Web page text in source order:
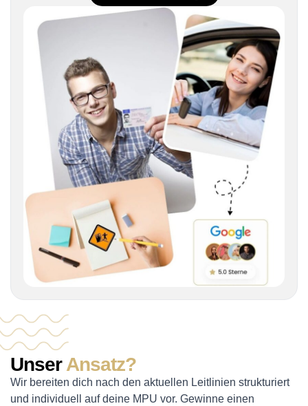
UnserAnsatz?
Wir bereiten dich nach den aktuellen Leitlinien strukturiert
und individuell auf deine MPU vor. Gewinne einen